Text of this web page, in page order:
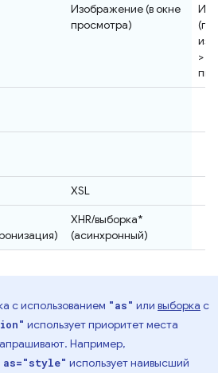
Изображение (в окне
просмотра)
>
XSL
XHR/выборка*
(асинхронный)
с использованием "as" или выборка с
использует приоритет места
Например,
as="style" использует наивысший